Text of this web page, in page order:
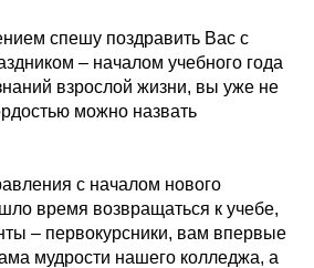
спешу поздравить Вас с
– началом учебного года
взрослой жизни, вы уже не
можно назвать
с началом нового
время возвращаться к учебе,
– первокурсники, вам впервые
мудрости нашего колледжа, а